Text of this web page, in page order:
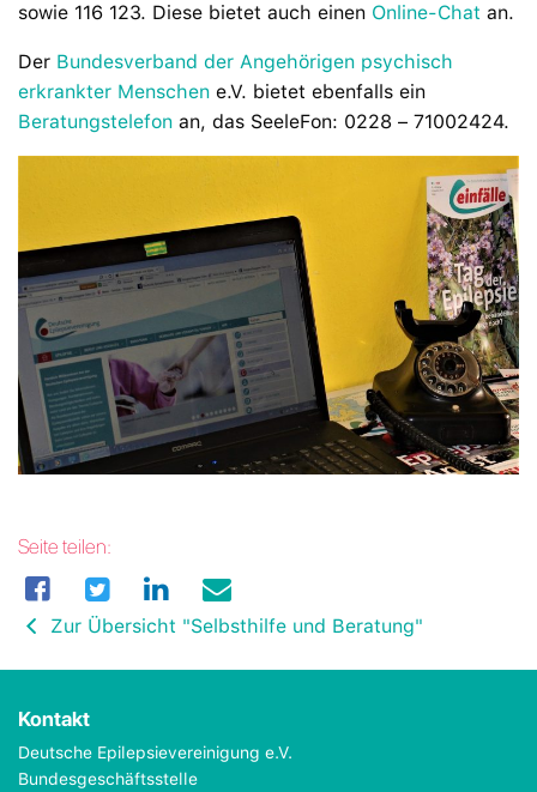
sowie 116 123. Diese bietet auch einen Online-Chat an.
Der Bundesverband der Angehörigen psychisch
erkrankter Menschen e.V. bietet ebenfalls ein
Beratungstelefon an, das SeeleFon: 0228 – 71002424.
Seite teilen:
Zur Übersicht "Selbsthilfe und Beratung"
Kontakt
Deutsche Epilepsievereinigung e.V.
Bundesgeschäftsstelle